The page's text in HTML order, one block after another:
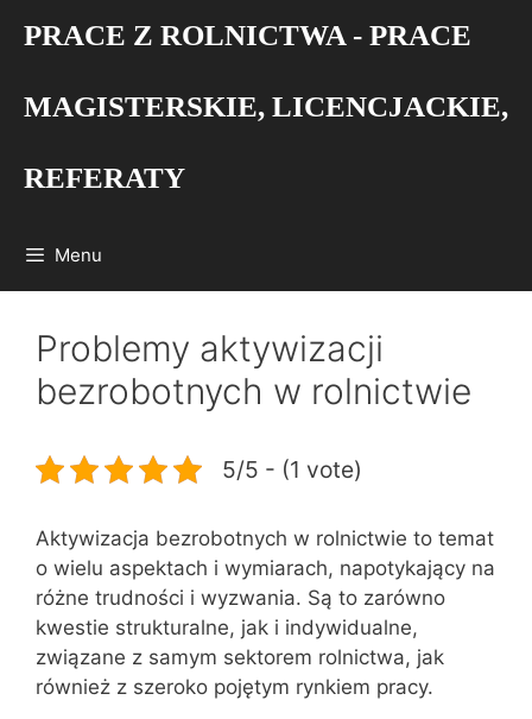
PRACE Z ROLNICTWA - PRACE
MAGISTERSKIE, LICENCJACKIE,
REFERATY
Menu
Problemy aktywizacji
bezrobotnych w rolnictwie
5/5 - (1 vote)
Aktywizacja bezrobotnych w rolnictwie to temat
o wielu aspektach i wymiarach, napotykający na
różne trudności i wyzwania. Są to zarówno
kwestie strukturalne, jak i indywidualne,
związane z samym sektorem rolnictwa, jak
również z szeroko pojętym rynkiem pracy.